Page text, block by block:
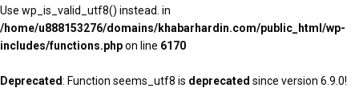
Use wp_is_valid_utf8() instead. in
/home/u888153276/domains/khabarhardin.com/public_html/wp-
includes/functions.phpon line 6170
Deprecated: Function seems_utf8 is deprecated since version 6.9.0!